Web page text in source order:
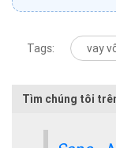
Tags: vay
Tìm chúng tôi